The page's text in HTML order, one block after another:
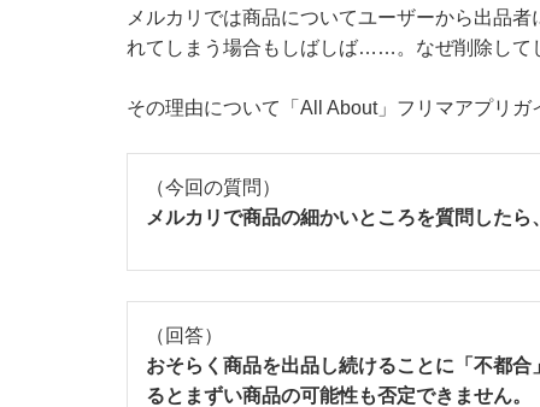
メルカリでは商品についてユーザーから出品
れてしまう場合もしばしば……。なぜ削除して
その理由について「All About」フリマアプリ
（今回の質問）
メルカリで商品の細かいところを質問した
（回答）
おそらく商品を出品し続けることに「不都
るとまずい商品の可能性も否定できません。